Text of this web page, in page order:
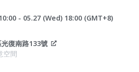
- 05.27 (Wed) 18:00 (GMT+8)
復南路133號
空間